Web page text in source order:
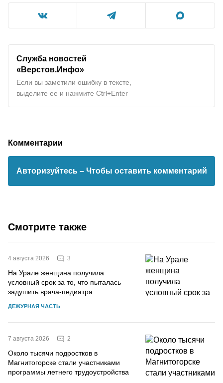
Служба новостей
«Верстов.Инфо»
Если вы заметили ошибку в тексте,
выделите ее и нажмите Ctrl+Enter
Комментарии
Авторизуйтесь – Чтобы оставить комментарий
Смотрите также
4 августа 2026 3
На Урале женщина получила
условный срок за то, что пыталась
задушить врача-педиатра
ДЕЖУРНАЯ ЧАСТЬ
7 августа 2026 2
Около тысячи подростков в
Магнитогорске стали участниками
программы летнего трудоустройства